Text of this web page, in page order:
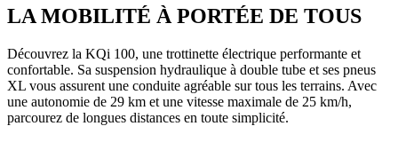
LA MOBILITÉ À PORTÉE DE TOUS
Découvrez la KQi 100, une trottinette électrique performante et
confortable. Sa suspension hydraulique à double tube et ses pneus
XL vous assurent une conduite agréable sur tous les terrains. Avec
une autonomie de 29 km et une vitesse maximale de 25 km/h,
parcourez de longues distances en toute simplicité.